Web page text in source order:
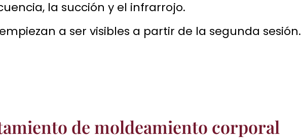
la succión y el infrarrojo.
a ser visibles a partir de la segunda sesión.
de moldeamiento corporal